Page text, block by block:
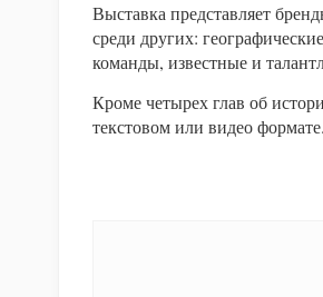
Выставка представляет
среди других:
команды, известные и
Кроме четырех глав об
текстовом или видео формате.